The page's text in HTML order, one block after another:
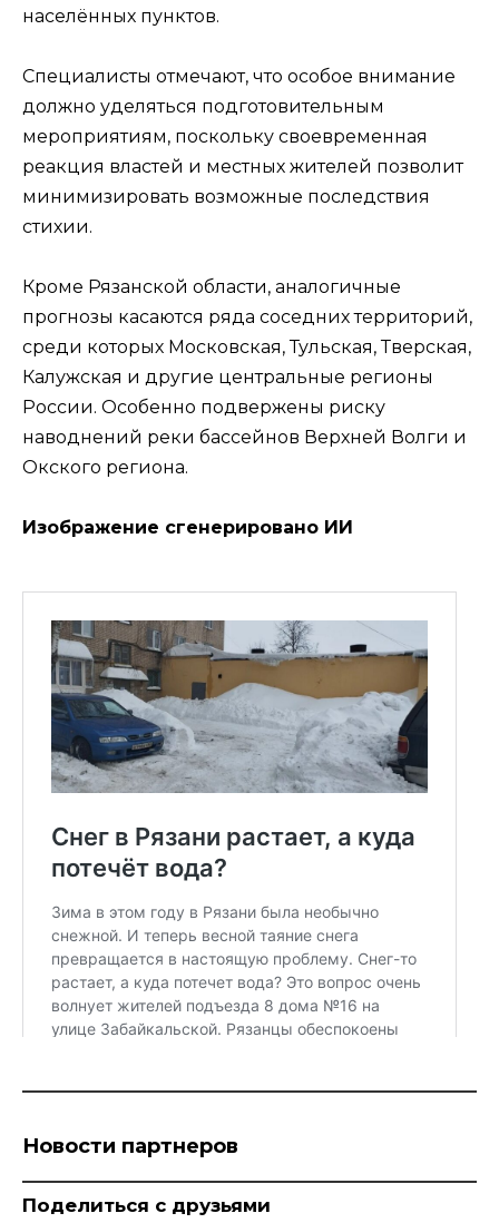
населённых пунктов.
Специалисты отмечают, что особое внимание
должно уделяться подготовительным
мероприятиям, поскольку своевременная
реакция властей и местных жителей позволит
минимизировать возможные последствия
стихии.
Кроме Рязанской области, аналогичные
прогнозы касаются ряда соседних территорий,
среди которых Московская, Тульская, Тверская,
Калужская и другие центральные регионы
России. Особенно подвержены риску
наводнений реки бассейнов Верхней Волги и
Окского региона.
Изображение сгенерировано ИИ
Новости партнеров
Поделиться с друзьями